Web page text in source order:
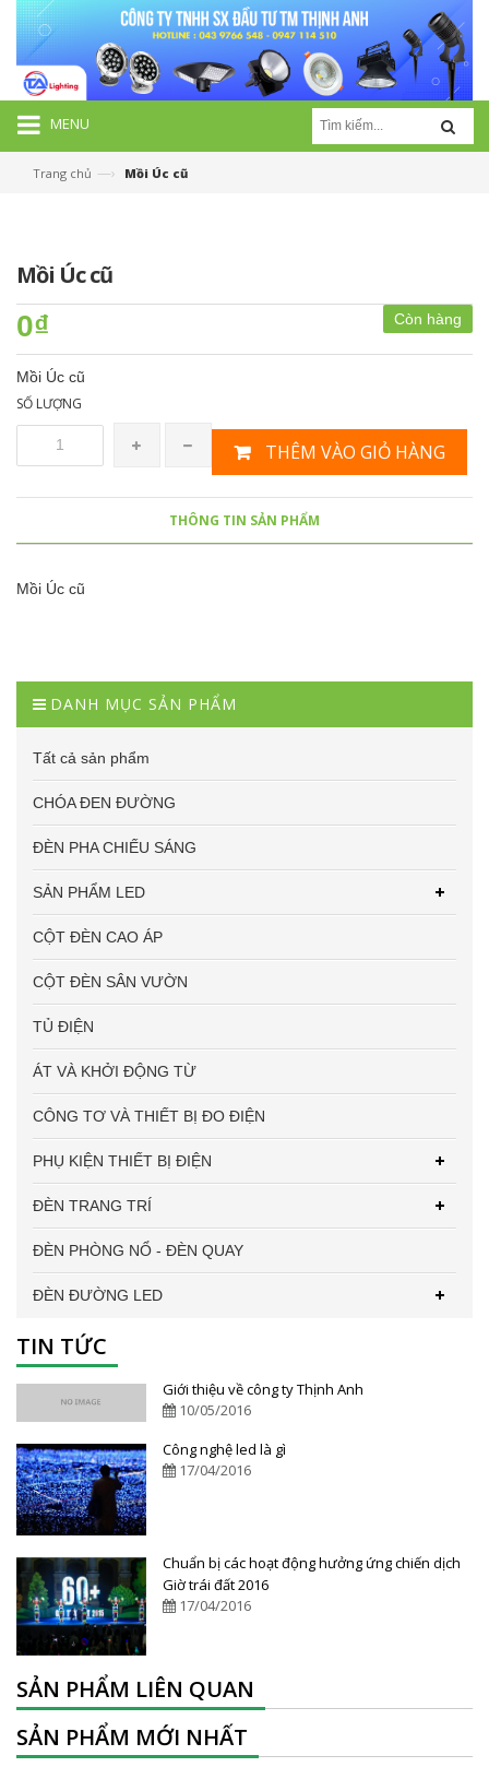
MENU
Trang chủ —› Mồi Úc cũ
Mồi Úc cũ
Còn hàng
0₫
Mồi Úc cũ
SỐ LƯỢNG
THÊM VÀO GIỎ HÀNG
THÔNG TIN SẢN PHẨM
Mồi Úc cũ
DANH MỤC SẢN PHẨM
Tất cả sản phẩm
CHÓA ĐEN ĐƯỜNG
ĐÈN PHA CHIẾU SÁNG
SẢN PHẨM LED
CỘT ĐÈN CAO ÁP
CỘT ĐÈN SÂN VƯỜN
TỦ ĐIỆN
ÁT VÀ KHỞI ĐỘNG TỪ
CÔNG TƠ VÀ THIẾT BỊ ĐO ĐIỆN
PHỤ KIỆN THIẾT BỊ ĐIỆN
ĐÈN TRANG TRÍ
ĐÈN PHÒNG NỔ - ĐÈN QUAY
ĐÈN ĐƯỜNG LED
TIN TỨC
Giới thiệu về công ty Thịnh Anh
10/05/2016
Công nghệ led là gì
17/04/2016
Chuẩn bị các hoạt động hưởng ứng chiến dịch
Giờ trái đất 2016
17/04/2016
SẢN PHẨM LIÊN QUAN
SẢN PHẨM MỚI NHẤT